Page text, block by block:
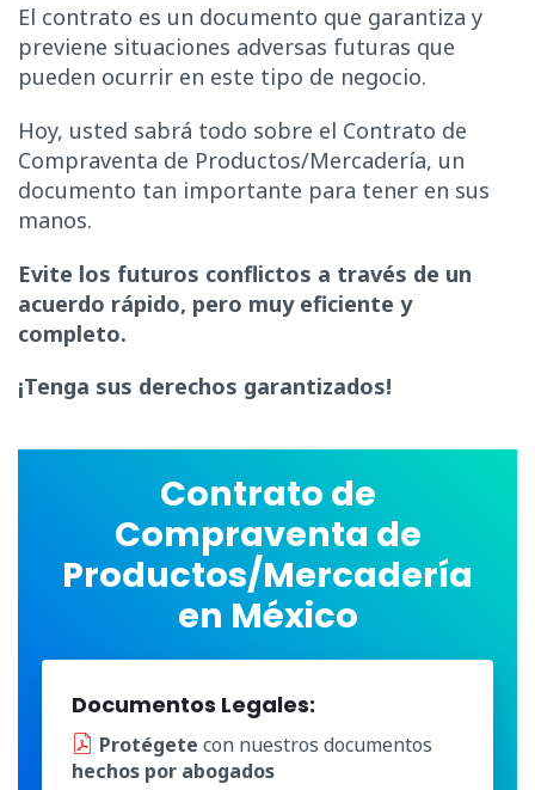
El contrato es un documento que garantiza y
previene situaciones adversas futuras que
pueden ocurrir en este tipo de negocio.
Hoy, usted sabrá todo sobre el Contrato de
Compraventa de Productos/Mercadería, un
documento tan importante para tener en sus
manos.
Evite los futuros conflictos a través de un
acuerdo rápido, pero muy eficiente y
completo.
¡Tenga sus derechos garantizados!
Contrato de
Compraventa de
Productos/Mercadería
en México
Documentos Legales:
Protégete con nuestros documentos
hechos por abogados